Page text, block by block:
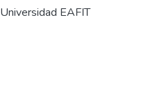
Universidad EAFIT